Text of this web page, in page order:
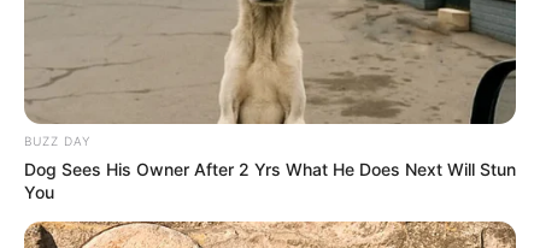
Dica: Este tutorial foi feito com uma calça jeans
de modelo reto.
BUZZ DAY
Dog Sees His Owner After 2 Yrs What He Does Next Will Stun
You